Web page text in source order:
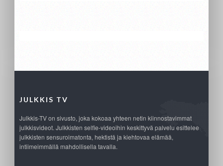
JULKKIS TV
Julkkis-TV on sivusto, joka kokoaa yhteen netin kiinnostavimmat
julkkisvideot. Julkkisten selfie-videoihin keskittyvä palvelu esittelee
julkkisten sensuroimatonta, hektistä ja kiehtovaa elämää,
intiimeimmällä mahdollisella tavalla.